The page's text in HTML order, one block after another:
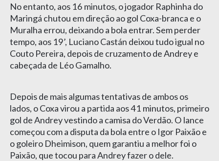
No entanto, aos 16 minutos, o jogador Raphinha do
Maringá chutou em direção ao gol Coxa-branca e o
Muralha errou, deixando a bola entrar. Sem perder
tempo, aos 19’, Luciano Castán deixou tudo igual no
Couto Pereira, depois de cruzamento de Andrey e
cabeçada de Léo Gamalho.
Depois de mais algumas tentativas de ambos os
lados, o Coxa virou a partida aos 41 minutos, primeiro
gol de Andrey vestindo a camisa do Verdão. O lance
começou com a disputa da bola entre o Igor Paixão e
o goleiro Dheimison, quem garantiu a melhor foi o
Paixão, que tocou para Andrey fazer o dele.